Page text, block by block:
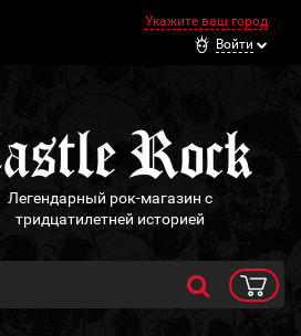
Укажите ваш город
Войти
Легендарный рок-магазин с
тридцатилетней историей